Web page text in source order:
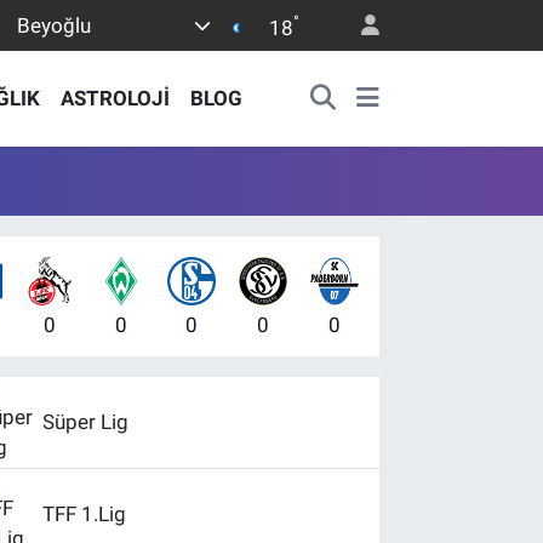
Beyoğlu 18°
ASTROLOJİ BLOG
0 0 0 0 0
Süper Lig
TFF 1.Lig